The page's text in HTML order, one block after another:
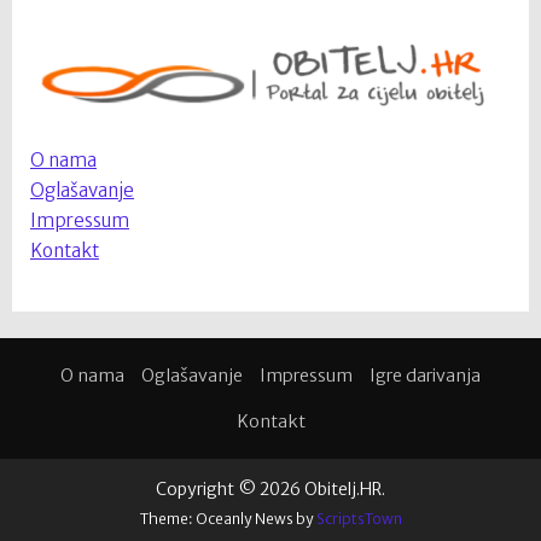
O nama
Oglašavanje
Impressum
Kontakt
O nama Oglašavanje Impressum Igre darivanja
Kontakt
Copyright © 2026 Obitelj.HR.
Theme: Oceanly News by ScriptsTown